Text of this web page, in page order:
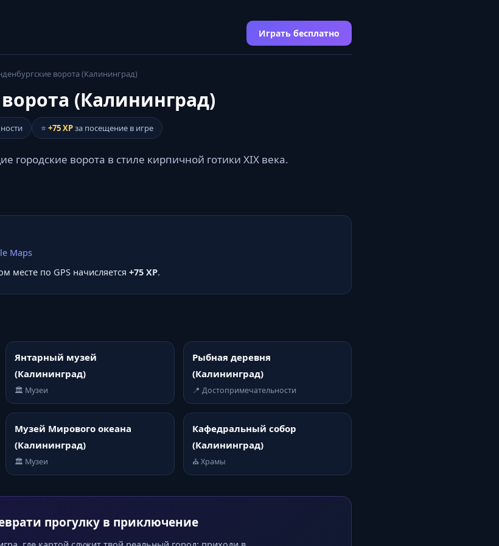
Играть бесплатно
ворота (Калининград)
(Калининград)
⭐ +75 XPза посещение в игре
городские ворота в стиле кирпичной готики XIX века.
Maps
месте по GPS начисляется +75 XP.
Янтарный музей
(Калининград)
🏛️ Музеи
Рыбная деревня
(Калининград)
📍 Достопримечательности
Музей Мирового океана
(Калининград)
🏛️ Музеи
Кафедральный собор
(Калининград)
⛪ Храмы
прогулку в приключение